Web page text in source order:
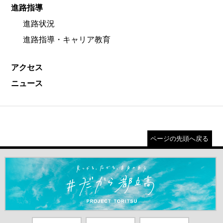
進路指導
進路状況
進路指導・キャリア教育
アクセス
ニュース
ページの先頭へ戻る
＃だから都立高（別ウインドウが開きます）